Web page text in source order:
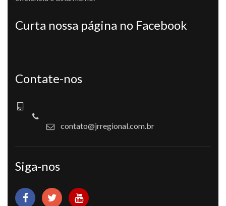
Curta nossa página no Facebook
Contate-nos
contato@jrregional.com.br
Siga-nos